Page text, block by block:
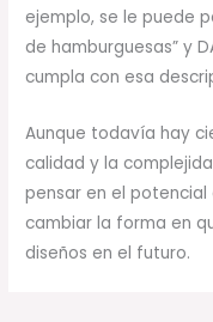
ejemplo, se le puede
de hamburguesas” y
cumpla con esa
Aunque todavía hay
calidad y la
pensar en el
cambiar la forma en
diseños en el futuro.